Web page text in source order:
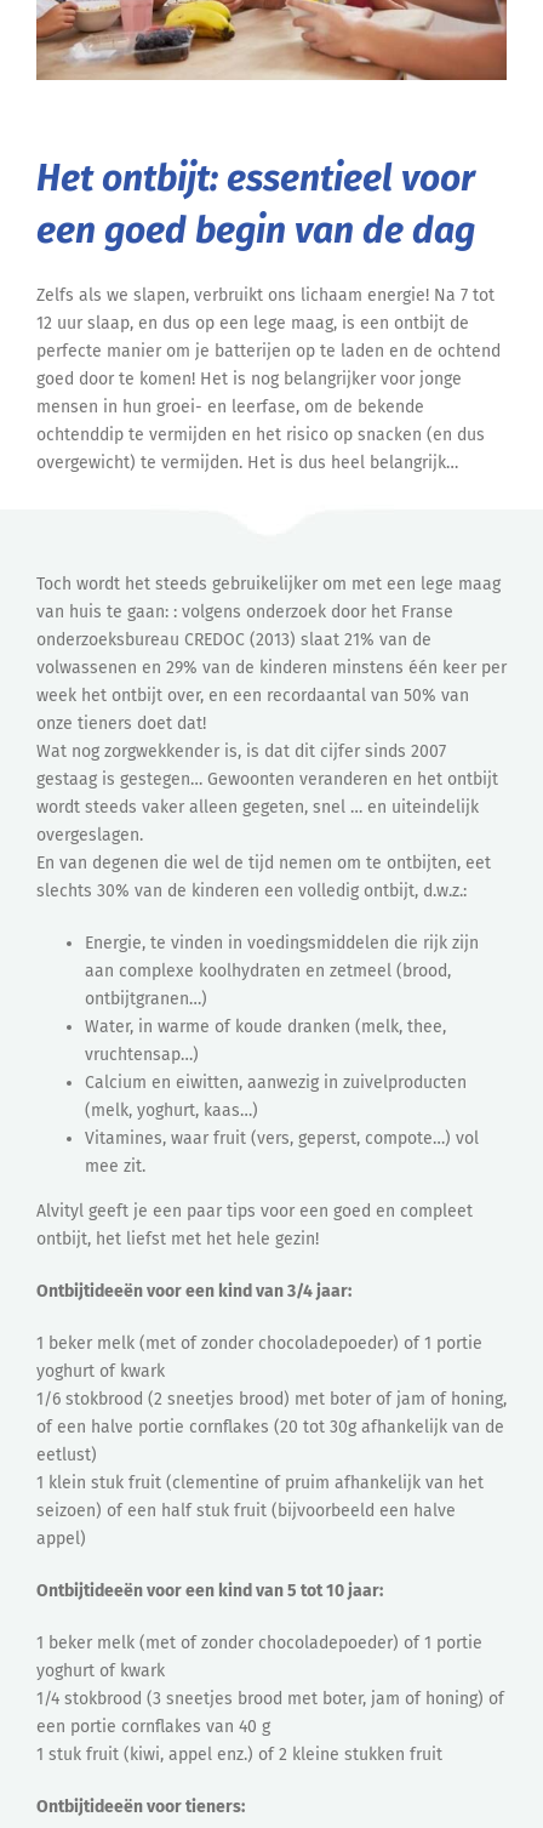
Het ontbijt: essentieel voor
een goed begin van de dag
Zelfs als we slapen, verbruikt ons lichaam energie! Na 7 tot
12 uur slaap, en dus op een lege maag, is een ontbijt de
perfecte manier om je batterijen op te laden en de ochtend
goed door te komen! Het is nog belangrijker voor jonge
mensen in hun groei- en leerfase, om de bekende
ochtenddip te vermijden en het risico op snacken (en dus
overgewicht) te vermijden. Het is dus heel belangrijk…
Toch wordt het steeds gebruikelijker om met een lege maag
van huis te gaan: : volgens onderzoek door het Franse
onderzoeksbureau CREDOC (2013) slaat 21% van de
volwassenen en 29% van de kinderen minstens één keer per
week het ontbijt over, en een recordaantal van 50% van
onze tieners doet dat!
Wat nog zorgwekkender is, is dat dit cijfer sinds 2007
gestaag is gestegen… Gewoonten veranderen en het ontbijt
wordt steeds vaker alleen gegeten, snel … en uiteindelijk
overgeslagen.
En van degenen die wel de tijd nemen om te ontbijten, eet
slechts 30% van de kinderen een volledig ontbijt, d.w.z.:
Energie, te vinden in voedingsmiddelen die rijk zijn
aan complexe koolhydraten en zetmeel (brood,
ontbijtgranen…)
Water, in warme of koude dranken (melk, thee,
vruchtensap…)
Calcium en eiwitten, aanwezig in zuivelproducten
(melk, yoghurt, kaas…)
Vitamines, waar fruit (vers, geperst, compote…) vol
mee zit.
Alvityl geeft je een paar tips voor een goed en compleet
ontbijt, het liefst met het hele gezin!
Ontbijtideeën voor een kind van 3/4 jaar:
1 beker melk (met of zonder chocoladepoeder) of 1 portie
yoghurt of kwark
1/6 stokbrood (2 sneetjes brood) met boter of jam of honing,
of een halve portie cornflakes (20 tot 30g afhankelijk van de
eetlust)
1 klein stuk fruit (clementine of pruim afhankelijk van het
seizoen) of een half stuk fruit (bijvoorbeeld een halve
appel)
Ontbijtideeën voor een kind van 5 tot 10 jaar:
1 beker melk (met of zonder chocoladepoeder) of 1 portie
yoghurt of kwark
1/4 stokbrood (3 sneetjes brood met boter, jam of honing) of
een portie cornflakes van 40 g
1 stuk fruit (kiwi, appel enz.) of 2 kleine stukken fruit
Ontbijtideeën voor tieners: